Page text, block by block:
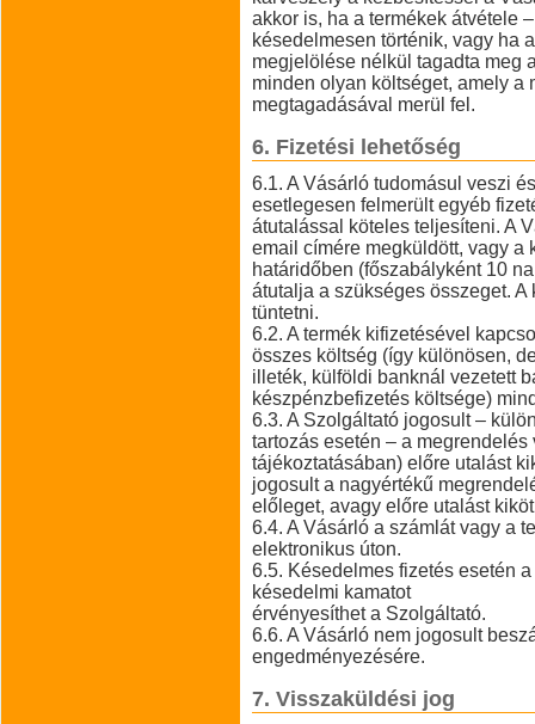
akkor is, ha a termékek átvétele
késedelmesen történik, vagy ha
megjelölése nélkül tagadta meg
minden olyan költséget, amely
megtagadásával merül fel.
6. Fizetési lehetőség
6.1. A Vásárló tudomásul veszi
esetlegesen felmerült egyéb
átutalással köteles teljesíteni. A
email címére megküldött, vagy a
határidőben (főszabályként 10
átutalja a szükséges összeget.
tüntetni.
6.2. A termék kifizetésével
összes költség (így különösen,
illeték, külföldi banknál vezetett
készpénzbefizetés költsége)
6.3. A Szolgáltató jogosult –
tartozás esetén – a
tájékoztatásában) előre utalást
jogosult a nagyértékű
előleget, avagy előre utalást
6.4. A Vásárló a számlát vagy a
elektronikus úton.
6.5. Késedelmes fizetés esetén
késedelmi kamatot
érvényesíthet a Szolgáltató.
6.6. A Vásárló nem jogosult
engedményezésére.
7. Visszaküldési jog